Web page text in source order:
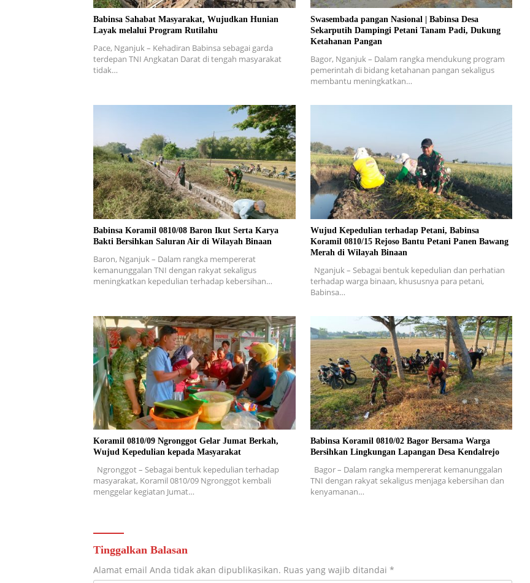
Babinsa Sahabat Masyarakat, Wujudkan Hunian
Layak melalui Program Rutilahu
Pace, Nganjuk – Kehadiran Babinsa sebagai garda
terdepan TNI Angkatan Darat di tengah masyarakat
tidak…
Swasembada pangan Nasional | Babinsa Desa
Sekarputih Dampingi Petani Tanam Padi, Dukung
Ketahanan Pangan
Bagor, Nganjuk – Dalam rangka mendukung program
pemerintah di bidang ketahanan pangan sekaligus
membantu meningkatkan…
Babinsa Koramil 0810/08 Baron Ikut Serta Karya
Bakti Bersihkan Saluran Air di Wilayah Binaan
Baron, Nganjuk – Dalam rangka mempererat
kemanunggalan TNI dengan rakyat sekaligus
meningkatkan kepedulian terhadap kebersihan…
Wujud Kepedulian terhadap Petani, Babinsa
Koramil 0810/15 Rejoso Bantu Petani Panen Bawang
Merah di Wilayah Binaan
Nganjuk – Sebagai bentuk kepedulian dan perhatian
terhadap warga binaan, khususnya para petani,
Babinsa…
Koramil 0810/09 Ngronggot Gelar Jumat Berkah,
Wujud Kepedulian kepada Masyarakat
Ngronggot – Sebagai bentuk kepedulian terhadap
masyarakat, Koramil 0810/09 Ngronggot kembali
menggelar kegiatan Jumat…
Babinsa Koramil 0810/02 Bagor Bersama Warga
Bersihkan Lingkungan Lapangan Desa Kendalrejo
Bagor – Dalam rangka mempererat kemanunggalan
TNI dengan rakyat sekaligus menjaga kebersihan dan
kenyamanan…
Tinggalkan Balasan
Alamat email Anda tidak akan dipublikasikan. Ruas yang wajib ditandai *